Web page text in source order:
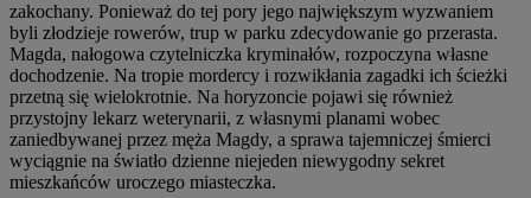
zakochany. Ponieważ do tej pory jego największym wyzwaniem
byli złodzieje rowerów, trup w parku zdecydowanie go przerasta.
Magda, nałogowa czytelniczka kryminałów, rozpoczyna własne
dochodzenie. Na tropie mordercy i rozwikłania zagadki ich ścieżki
przetną się wielokrotnie. Na horyzoncie pojawi się również
przystojny lekarz weterynarii, z własnymi planami wobec
zaniedbywanej przez męża Magdy, a sprawa tajemniczej śmierci
wyciągnie na światło dzienne niejeden niewygodny sekret
mieszkańców uroczego miasteczka.